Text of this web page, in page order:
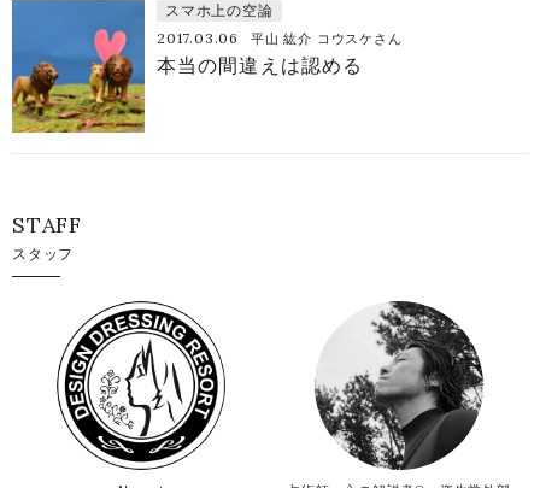
スマホ上の空論
2017.03.06 平山 紘介 コウスケさん
本当の間違えは認める
STAFF
スタッフ